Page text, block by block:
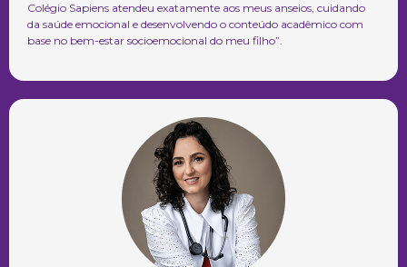
Colégio Sapiens atendeu exatamente aos meus anseios, cuidando
da saúde emocional e desenvolvendo o conteúdo acadêmico com
base no bem-estar socioemocional do meu filho”.